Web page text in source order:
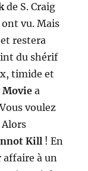
de S. Craig
vu. Mais
restera
du shérif
timide et
Moviea
voulez
Alors
Kill ! En
à un